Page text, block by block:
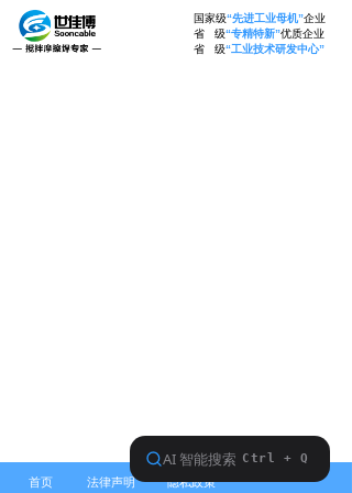
国家级“先进工业母机”企业
省 级“专精特新”优质企业
省 级“工业技术研发中心”
法律声明 隐私政策
首页